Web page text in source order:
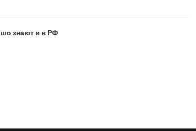
знают и в РФ